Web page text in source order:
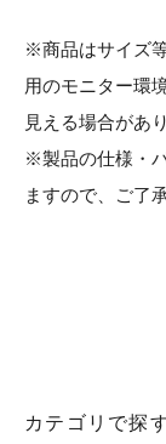
※商品はサイズ
用のモニター環
見える場合があ
※製品の仕様・
ますので、ご了
カテゴリで探